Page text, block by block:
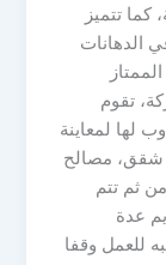
تتميز
الدهانات
تقوم
لها لمعاينة
شقق، مصالح
ثم تتم
عدة
للعمل وقفا